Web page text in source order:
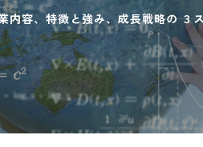
内容、特徴と強み、成長戦略の３